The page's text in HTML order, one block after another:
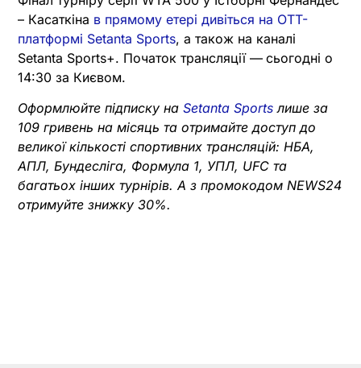
– Касаткіна в прямому етері дивіться на OTT-
платформі Setanta Sports, а також на каналі
Setanta Sports+. Початок трансляції — сьогодні о
14:30 за Києвом.
Оформлюйте підписку на Setanta Sports лише за
109 гривень на місяць та отримайте доступ до
великої кількості спортивних трансляцій: НБА,
АПЛ, Бундесліга, Формула 1, УПЛ, UFC та
багатьох інших турнірів. А з промокодом NEWS24
отримуйте знижку 30%.